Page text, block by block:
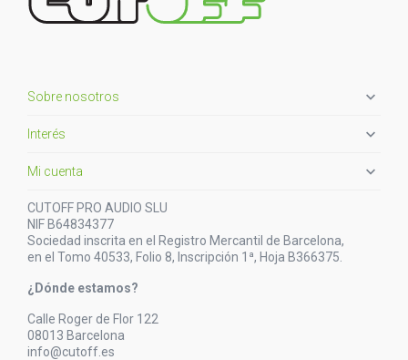
Sobre nosotros 
Interés 
Mi cuenta 
CUTOFF PRO AUDIO SLU
NIF B64834377
Sociedad inscrita en el Registro Mercantil de Barcelona,
en el Tomo 40533, Folio 8, Inscripción 1ª, Hoja B366375.
¿Dónde estamos?
Calle Roger de Flor 122
08013 Barcelona
info@cutoff.es